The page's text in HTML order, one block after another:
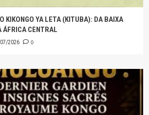
KIKONGO YA LETA (KITUBA): DA BAIXA
ÁFRICA CENTRAL
2026 0